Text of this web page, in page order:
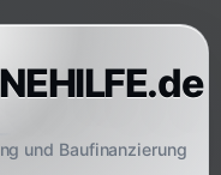
und Baufinanzierung